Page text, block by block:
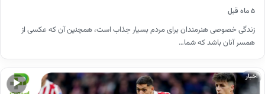
۵ ماه قبل
زندگی خصوصی هنرمندان برای مردم بسیار جذاب است، همچنین آن که عکسی از
همسر آنان باشد که شما…
▶
اخبار